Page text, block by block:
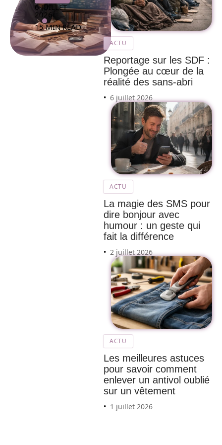
6 JUILLET
2026
15 MIN READ
ACTU
Reportage sur les SDF :
Plongée au cœur de la
réalité des sans-abri
6 juillet 2026
ACTU
La magie des SMS pour
dire bonjour avec
humour : un geste qui
fait la différence
2 juillet 2026
ACTU
Les meilleures astuces
pour savoir comment
enlever un antivol oublié
sur un vêtement
1 juillet 2026
Top
manda
taires
auto
Renaul
Twingo
: Guide
pour
une